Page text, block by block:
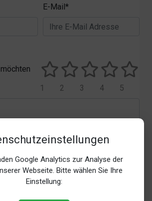
Google Analytics zur Analyse der
Webseite. Bitte wählen Sie Ihre
Einstellung:
E-Mail*
5
4
3
2
1
Verarbeitung und Nutzung meiner